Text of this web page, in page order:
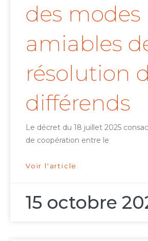
des modes
amiables
résolution
différends
Le décret du 18 juillet 2025
de coopération entre le
Voir l'article
15 octobre